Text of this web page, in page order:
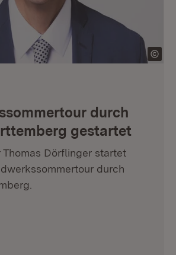
durch
gestartet
Dörflinger startet
durch